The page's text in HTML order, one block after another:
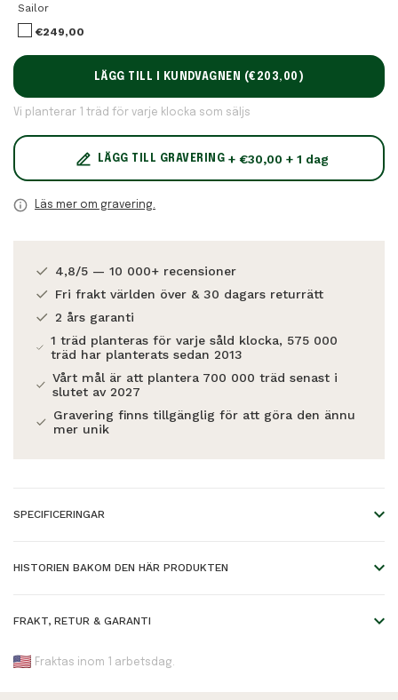
Sailor
€249,00
LÄGG TILL I KUNDVAGNEN (€203,00 )
Vi planterar 1 träd för varje klocka som säljs
LÄGG TILL GRAVERING + €30,00 + 1 dag
Läs mer om gravering.
4,8/5 — 10 000+ recensioner
Fri frakt världen över & 30 dagars returrätt
2 års garanti
1 träd planteras för varje såld klocka, 575 000
träd har planterats sedan 2013
Vårt mål är att plantera 700 000 träd senast i
slutet av 2027
Gravering finns tillgänglig för att göra den ännu
mer unik
SPECIFICERINGAR
Armbandsmaterial:
HISTORIEN BAKOM DEN HÄR PRODUKTEN
månfasvisning.
CLASSIC Kollektionen är en sofistikerad nytolkning av
FRAKT, RETUR & GARANTI
Standardleverans: anländer inom 25 affärsdagar.
Fraktas inom 1 arbetsdag.